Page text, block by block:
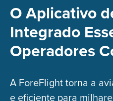
O Aplicativo
Integrado
Operadores
A ForeFlight torna a
e eficiente para